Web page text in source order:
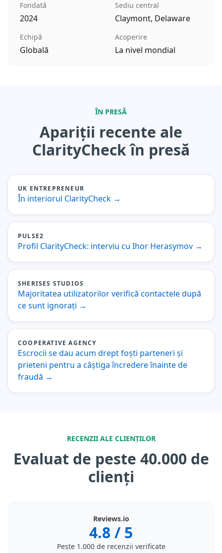
Fondată
2024
Sediu central
Claymont, Delaware
Echipă
Globală
Acoperire
La nivel mondial
ÎN PRESĂ
Apariții recente ale
ClarityCheck în presă
UK ENTREPRENEUR
În interiorul ClarityCheck →
PULSE2
Profil ClarityCheck: interviu cu Ihor Herasymov →
SHERISES STUDIOS
Majoritatea utilizatorilor verifică contactele după
ce sunt ignorați →
COOPERATIVE AGENCY
Escrocii se dau acum drept foști parteneri și
prieteni pentru a câștiga încredere înainte de
fraudă →
RECENZII ALE CLIENȚILOR
Evaluat de peste 40.000 de
clienți
Reviews.io
4.8 / 5
Peste 1.000 de recenzii verificate